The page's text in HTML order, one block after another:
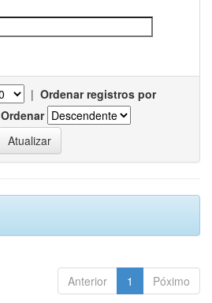
| Ordenar registros por
Ordenar
Anterior 1 Póximo